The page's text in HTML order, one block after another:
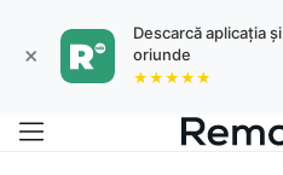
×
Descarcă aplicația
oriunde
★★★★★